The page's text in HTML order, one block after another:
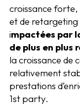
croissance forte,
et de retargeting
impactées par
de plus en plus
la croissance de
relativement
prestations
1st party.